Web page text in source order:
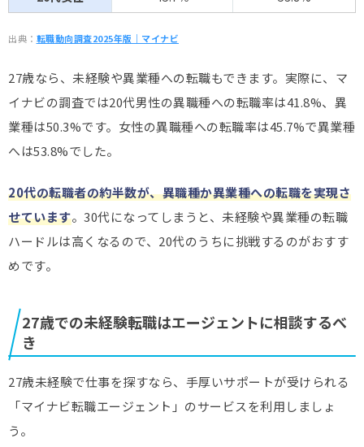
出典： 転職動向調査2025年版｜マイナビ
27歳なら、未経験や異業種への転職もできます。実際に、マ
イナビの調査では20代男性の異職種への転職率は41.8%、異
業種は50.3%です。女性の異職種への転職率は45.7%で異業種
へは53.8%でした。
20代の転職者の約半数が、異職種か異業種への転職を実現さ
せています。30代になってしまうと、未経験や異業種の転職
ハードルは高くなるので、20代のうちに挑戦するのがおすす
めです。
27歳での未経験転職はエージェントに相談するべ
き
27歳未経験で仕事を探すなら、手厚いサポートが受けられる
「マイナビ転職エージェント」のサービスを利用しましょ
う。